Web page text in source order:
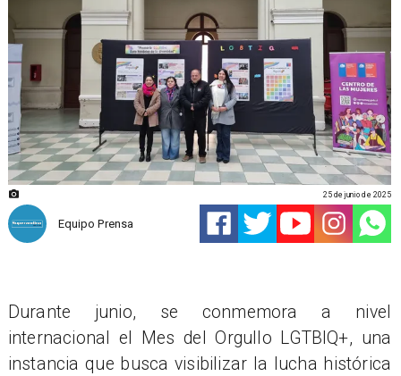
Equipo Prensa
25 de junio de 2025
Durante junio, se conmemora a nivel
internacional el Mes del Orgullo LGTBIQ+, una
instancia que busca visibilizar la lucha histórica